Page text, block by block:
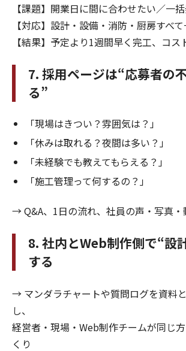
【課題】開業日に間に合わせたい／一
【対応】設計・設備・消防・厨房すべ
【結果】予定より1週間早く完工、コス
7. 採用ページは“応募者の
る”
「現場はきつい？雰囲気は？」
「休みは取れる？夜間は多い？」
「未経験でも教えてもらえる？」
「施工管理って何するの？」
→ Q&A、1日の流れ、社員の声・写真・
8. 社内とWeb制作側で“設
する
→ マンダラチャートや質問ログを資料
し、
経営者・現場・Web制作チームが同じ
くり